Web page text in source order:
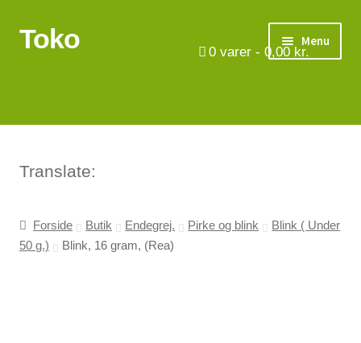
Spring
til
Spring
til
Toko Menu
Put & Take
Tips og triks.
0varer - 0,00 kr.
Translate:
Forside Butik Endegrej. Pirke og blink
Blink ( Under
50 g.)
Blink, 16 gram, (Rea)